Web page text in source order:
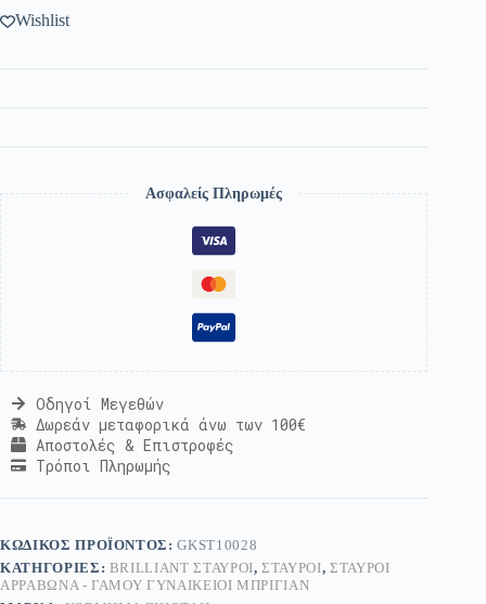
Wishlist
Ασφαλείς Πληρωμές
Οδηγοί Μεγεθών
Δωρεάν μεταφορικά άνω των 100€
Αποστολές & Επιστροφές
Τρόποι Πληρωμής
ΚΩΔΙΚΌΣ ΠΡΟΪΌΝΤΟΣ:GKST10028
ΚΑΤΗΓΟΡΊΕΣ: BRILLIANT ΣΤΑΥΡΟΊ,ΣΤΑΥΡΟΊ,ΣΤΑΥΡΟΊ
ΑΡΡΑΒΏΝΑ - ΓΆΜΟΥ ΓΥΝΑΙΚΕΊΟΙ ΜΠΡΙΓΙΆΝ